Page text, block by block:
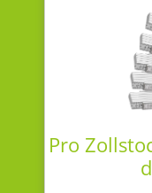
Pro